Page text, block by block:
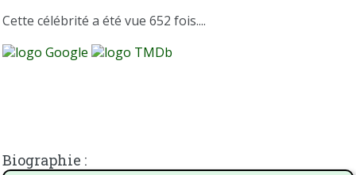
Cette célébrité a été vue 652 fois....
Biographie :